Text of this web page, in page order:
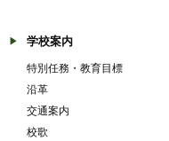
学校案内
特別任務・教育目標
沿革
交通案内
校歌